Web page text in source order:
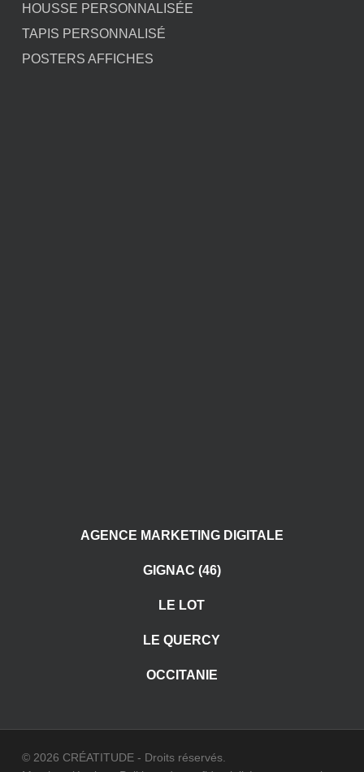
HOUSSE PERSONNALISÉE
TAPIS PERSONNALISÉ
POSTERS AFFICHES
AGENCE MARKETING DIGITALE
GIGNAC (46)
LE LOT
LE QUERCY
OCCITANIE
© 2026 CRÉATITUDE - Droits réservés.